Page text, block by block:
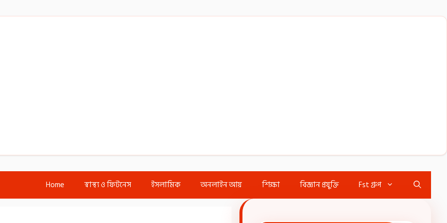
Home স্বাস্থ্য ও ফিটনেস ইসলামিক অনলাইন আয় শিক্ষা বিজ্ঞান প্রযুক্তি Fst গ্রুপ